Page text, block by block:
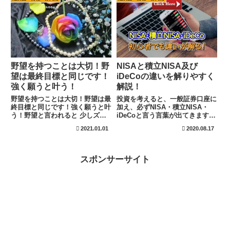
く少食の方が体調管理がしやすか
ったと初めた方も多いそうで
す。...
もありません。節電や熱中症対策
にもなりますよ！野外で使用する
事も可能です。
野望を持つことは大切！野
望は最終目標と同じです！
強く願うと叶う！
野望を持つことは大切！野望は最
終目標と同じです！強く願うと叶
う！野望と言われると 少しズル
メージを持つ方も見えられるかも
合いは全く同じですよ。 私の...
2021.01.01
NISAと積立NISA及び
iDeCoの違いを解りやすく
解説！
投資を考えると、一般証券口座に
加え、必ずNISA・積立NISA・
iDeCoと言う言葉が出てきます。
で、現在の資金や中長期で目指す
す。ポイントは手数料と税金、運
用期間ですね。ギャンブルから投
2020.08.17
スポンサーサイト